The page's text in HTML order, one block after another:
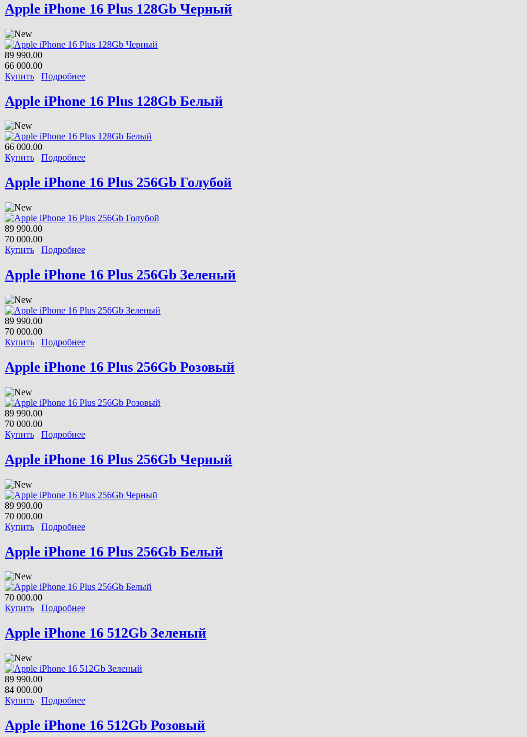
Apple iPhone 16 Plus 128Gb Черный
89 990.00
66 000.00
Купить
Подробнее
Apple iPhone 16 Plus 128Gb Белый
66 000.00
Купить
Подробнее
Apple iPhone 16 Plus 256Gb Голубой
89 990.00
70 000.00
Купить
Подробнее
Apple iPhone 16 Plus 256Gb Зеленый
89 990.00
70 000.00
Купить
Подробнее
Apple iPhone 16 Plus 256Gb Розовый
89 990.00
70 000.00
Купить
Подробнее
Apple iPhone 16 Plus 256Gb Черный
89 990.00
70 000.00
Купить
Подробнее
Apple iPhone 16 Plus 256Gb Белый
70 000.00
Купить
Подробнее
Apple iPhone 16 512Gb Зеленый
89 990.00
84 000.00
Купить
Подробнее
Apple iPhone 16 512Gb Розовый